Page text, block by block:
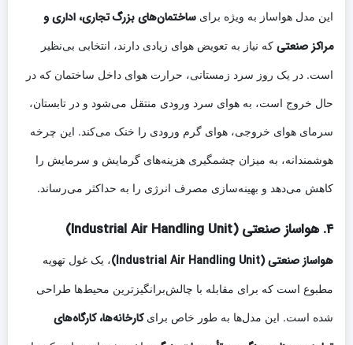
این مدل هواساز به ویژه برای ساختمان‌های بزرگ تجاری، اداری و
مراکز صنعتی که نیاز به تعویض هوای زیادی دارند، انتخابی بی‌نظیر
است. در یک روز سرد زمستانی، حرارت هوای داخل ساختمان که در
حال خروج است، به هوای سرد ورودی منتقل می‌شود و در تابستان،
سرمای هوای خروجی، هوای گرم ورودی را خنک می‌کند. این چرخه
هوشمندانه، به میزان چشمگیری هزینه‌های گرمایش و سرمایش را
کاهش می‌دهد و بهینه‌سازی مصرف انرژی را به حداکثر می‌رساند.
۴. هواساز صنعتی (Industrial Air Handling Unit)
هواساز صنعتی (Industrial Air Handling Unit) ، یک غول تهویه
مطبوع است که برای مقابله با چالش‌برانگیزترین محیط‌ها طراحی
شده است. این مدل‌ها به طور خاص برایکارخانه‌ها، کارگاه‌های